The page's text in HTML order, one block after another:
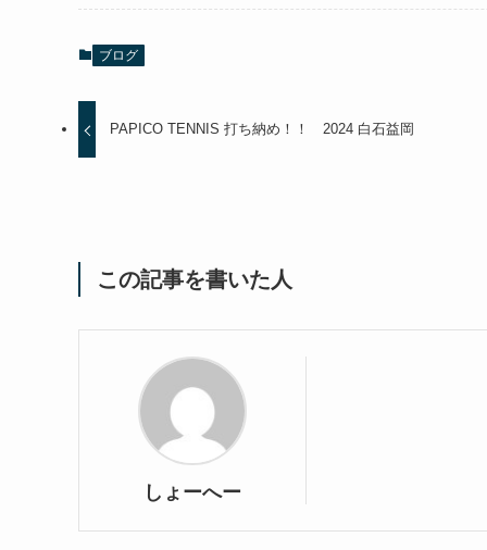
ブログ
PAPICO TENNIS 打ち納め！！ 2024 白石益岡
この記事を書いた人
しょーへー